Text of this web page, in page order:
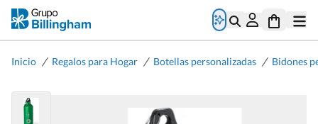
Inicio / Regalos para Hogar / Botellas personalizadas / Bidones